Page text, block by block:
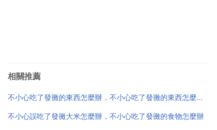
相關推薦
不小心吃了發黴的東西怎麼辦，不小心吃了發黴的東西怎麼辦啊
不小心誤吃了發黴大米怎麼辦，不小心吃了發黴的食物怎麼辦